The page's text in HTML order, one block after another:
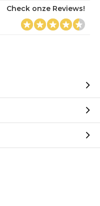
Check onze Reviews!